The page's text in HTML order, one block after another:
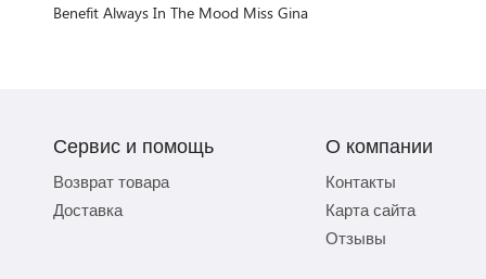
Benefit Always In The Mood Miss Gina
Сервис и помощь
Возврат товара
Доставка
О компании
Контакты
Карта сайта
Отзывы